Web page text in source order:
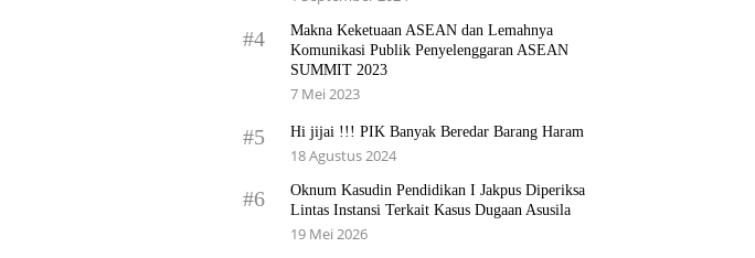
#4
Makna Keketuaan ASEAN dan Lemahnya
Komunikasi Publik Penyelenggaran ASEAN
SUMMIT 2023
7 Mei 2023
#5 Hi jijai !!! PIK Banyak Beredar Barang Haram
18 Agustus 2024
#6
Oknum Kasudin Pendidikan I Jakpus Diperiksa
Lintas Instansi Terkait Kasus Dugaan Asusila
19 Mei 2026